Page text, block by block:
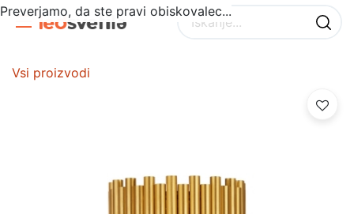
Vsi proizvodi
Preverjamo, da ste pravi obiskovalec...